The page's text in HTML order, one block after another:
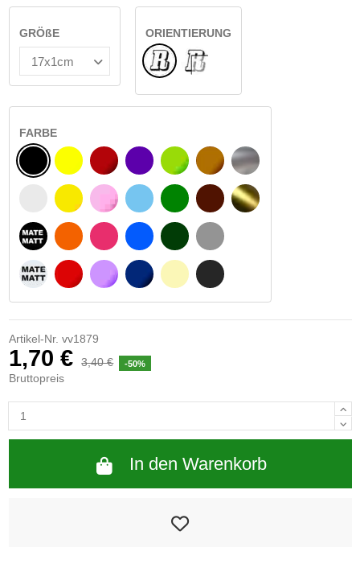
GRÖßE
ORIENTIERUNG
NormaleINNEN GLAS
FARBE
SCHWARZ
WEIß
MATTSCHWARZ
MATTWEIß
GELB
GELBES SIGNAL
ORANGE
ROT
BURGUND
ROSE
FUCHSIA
LILA
VIOLETT
HELLBLAU
BLAU
DUNKELBLAU
HELLGRÜN
GRÜN
DUNKELGRÜN
BEIGE
HASELNUSS
DUNKELBRAUN
HELLGRAU
DUNKELGRAU
SILBER
GOLD
Artikel-Nr. vv1879
1,70 € 3,40 € -50%
Bruttopreis
In den Warenkorb